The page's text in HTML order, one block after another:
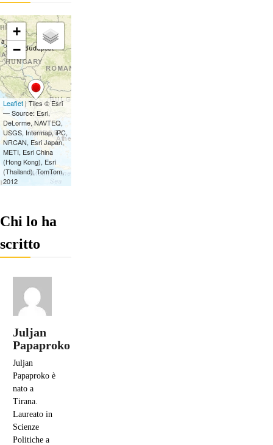
Chi lo ha
scritto
Juljan
Papaproko
Juljan
Papaproko è
nato a
Tirana.
Laureato in
Scienze
Politiche a